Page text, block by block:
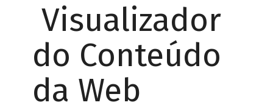
Visualizador
do Conteúdo
da Web